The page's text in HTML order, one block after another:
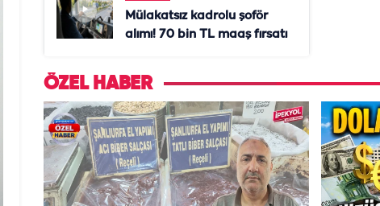
Mülakatsız kadrolu şoför
alımı! 70 bin TL maaş fırsatı
ÖZEL HABER